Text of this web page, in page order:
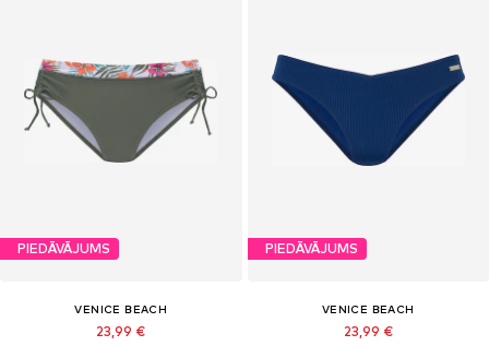
PIEDĀVĀJUMS
VENICE BEACH
23,99 €
PIEDĀVĀJUMS
VENICE BEACH
23,99 €